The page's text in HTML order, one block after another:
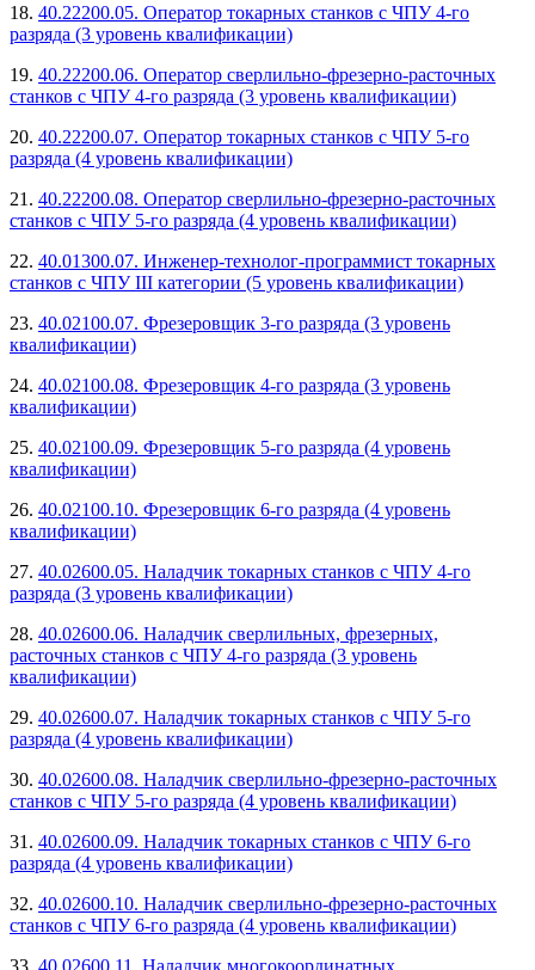
18. 40.22200.05. Оператор токарных станков с ЧПУ 4-го
разряда (3 уровень квалификации)
19. 40.22200.06. Оператор сверлильно-фрезерно-расточных
станков с ЧПУ 4-го разряда (3 уровень квалификации)
20. 40.22200.07. Оператор токарных станков с ЧПУ 5-го
разряда (4 уровень квалификации)
21. 40.22200.08. Оператор сверлильно-фрезерно-расточных
станков с ЧПУ 5-го разряда (4 уровень квалификации)
22. 40.01300.07. Инженер-технолог-программист токарных
станков с ЧПУ III категории (5 уровень квалификации)
23. 40.02100.07. Фрезеровщик 3-го разряда (3 уровень
квалификации)
24. 40.02100.08. Фрезеровщик 4-го разряда (3 уровень
квалификации)
25. 40.02100.09. Фрезеровщик 5-го разряда (4 уровень
квалификации)
26. 40.02100.10. Фрезеровщик 6-го разряда (4 уровень
квалификации)
27. 40.02600.05. Наладчик токарных станков с ЧПУ 4-го
разряда (3 уровень квалификации)
28. 40.02600.06. Наладчик сверлильных, фрезерных,
расточных станков с ЧПУ 4-го разряда (3 уровень
квалификации)
29. 40.02600.07. Наладчик токарных станков с ЧПУ 5-го
разряда (4 уровень квалификации)
30. 40.02600.08. Наладчик сверлильно-фрезерно-расточных
станков с ЧПУ 5-го разряда (4 уровень квалификации)
31. 40.02600.09. Наладчик токарных станков с ЧПУ 6-го
разряда (4 уровень квалификации)
32. 40.02600.10. Наладчик сверлильно-фрезерно-расточных
станков с ЧПУ 6-го разряда (4 уровень квалификации)
33. 40.02600.11. Наладчик многокоординатных